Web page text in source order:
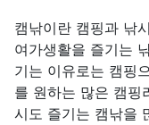
캠낚이란 캠핑과 낚
여가생활을 즐기는
기는 이유로는 캠핑
를 원하는 많은 캠핑
시도 즐기는 캠낚을